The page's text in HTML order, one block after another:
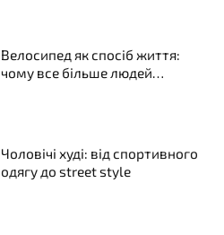
Велосипед як спосіб життя:
чому все більше людей
Чоловічі худі: від спортивного
одягу до street style